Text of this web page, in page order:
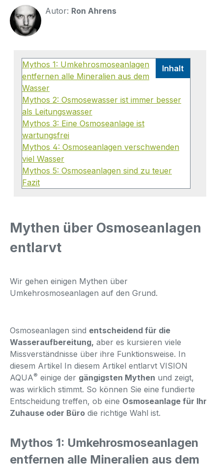
Autor: Ron Ahrens
Inhalt
Mythos 1: Umkehrosmoseanlagen
entfernen alle Mineralien aus dem
Wasser
Mythos 2: Osmosewasser ist immer besser
als Leitungswasser
Mythos 3: Eine Osmoseanlage ist
wartungsfrei
Mythos 4: Osmoseanlagen verschwenden
viel Wasser
Mythos 5: Osmoseanlagen sind zu teuer
Fazit
Mythen über Osmoseanlagen
entlarvt
Wir gehen einigen Mythen über
Umkehrosmoseanlagen auf den Grund.
Osmoseanlagen sind entscheidend für die
Wasseraufbereitung, aber es kursieren viele
Missverständnisse über ihre Funktionsweise. In
diesem Artikel In diesem Artikel entlarvt VISION
AQUA® einige der gängigsten Mythen und zeigt,
was wirklich stimmt. So können Sie eine fundierte
Entscheidung treffen, ob eine Osmoseanlage für Ihr
Zuhause oder Büro die richtige Wahl ist.
Mythos 1: Umkehrosmoseanlagen
entfernen alle Mineralien aus dem